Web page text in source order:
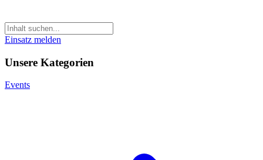
Einsatz melden
Unsere Kategorien
Events